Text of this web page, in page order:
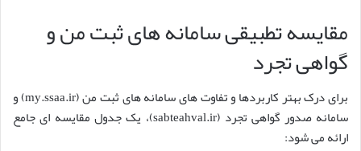
مقایسه تطبیقی سامانه های ثبت من و
گواهی تجرد
برای درک بهتر کاربردها و تفاوت های سامانه های ثبت من (my.ssaa.ir) و
سامانه صدور گواهی تجرد (sabteahval.ir)، یک جدول مقایسه ای جامع
ارائه می شود: